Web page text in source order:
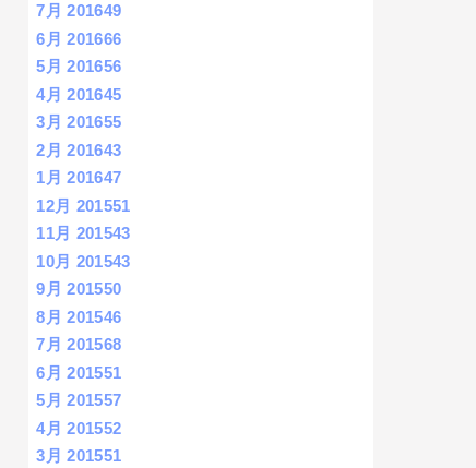
7月 201649
6月 201666
5月 201656
4月 201645
3月 201655
2月 201643
1月 201647
12月 201551
11月 201543
10月 201543
9月 201550
8月 201546
7月 201568
6月 201551
5月 201557
4月 201552
3月 201551